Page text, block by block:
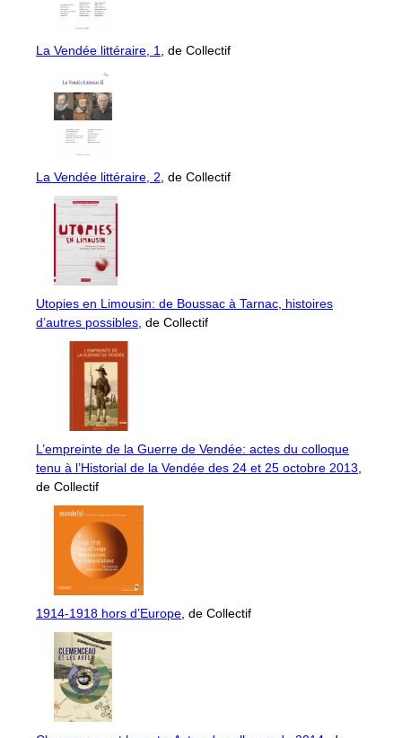
La Vendée littéraire, 1 , de Collectif
La Vendée littéraire, 2 , de Collectif
Utopies en Limousin: de Boussac à Tarnac, histoires
d’autres possibles , de Collectif
L’empreinte de la Guerre de Vendée: actes du colloque
tenu à l’Historial de la Vendée des 24 et 25 octobre 2013
de Collectif
1914-1918 hors d’Europe , de Collectif